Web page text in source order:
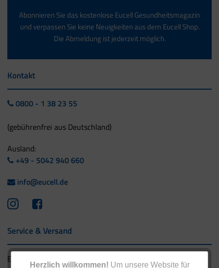
Herzlich willkommen! Um unsere Website für
Abonnieren Sie das kostenlose Eucell Gesundheitsmagazin
und verpassen Sie keine Neuigkeiten aus dem Eucell Shop.
Die Abmeldung ist jederzeit möglich.
Kontakt
0800 - 1 38 23 55
(gebührenfrei aus Deutschland)
Ausland:
+49 - 5042 940 660
info@eucell.de
Service & Versand
Eucell Gesundheitsservice